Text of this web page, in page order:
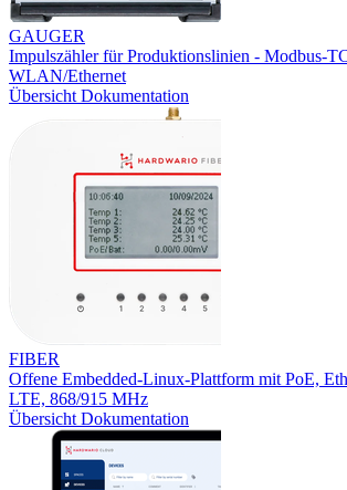
GAUGER
Impulszähler für Produktionslinien - Modbus-
WLAN/Ethernet
Übersicht Dokumentation
FIBER
Offene Embedded-Linux-Plattform mit PoE,
LTE, 868/915 MHz
Übersicht Dokumentation